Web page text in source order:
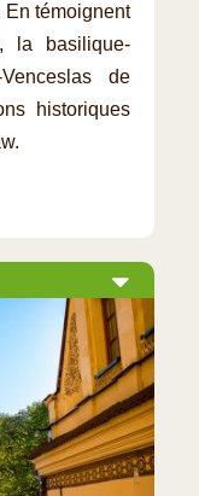
En témoignent
la basilique-
Venceslas de
historiques